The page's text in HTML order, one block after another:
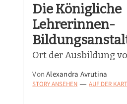
Die Königliche
Lehrerinnen-
Ort der Ausbildung
VonAlexandra Avrutina
STORY ANSEHEN — AUF DER